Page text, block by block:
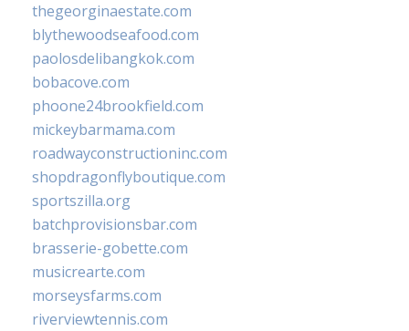
thegeorginaestate.com
blythewoodseafood.com
paolosdelibangkok.com
bobacove.com
phoone24brookfield.com
mickeybarmama.com
roadwayconstructioninc.com
shopdragonflyboutique.com
sportszilla.org
batchprovisionsbar.com
brasserie-gobette.com
musicrearte.com
morseysfarms.com
riverviewtennis.com